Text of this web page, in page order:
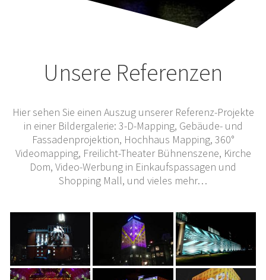
Unsere Referenzen
Hier sehen Sie einen Auszug unserer Referenz-Projekte
in einer Bildergalerie: 3-D-Mapping, Gebäude- und
Fassadenprojektion, Hochhaus Mapping, 360°
Videomapping, Freilicht-Theater Bühnenszene, Kirche
Dom, Video-Werbung in Einkaufspassagen und
Shopping Mall, und vieles mehr…